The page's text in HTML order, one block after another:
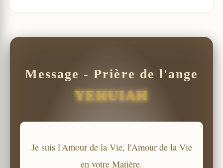
Message - Prière de l'ange
YEHUIAH
Je suis l'Amour de la Vie, l'Amour de la Vie
en votre Matière.